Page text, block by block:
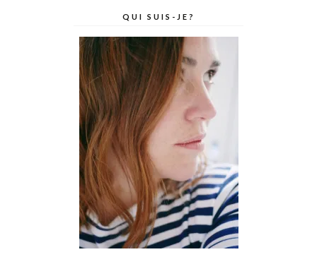
QUI SUIS-JE?